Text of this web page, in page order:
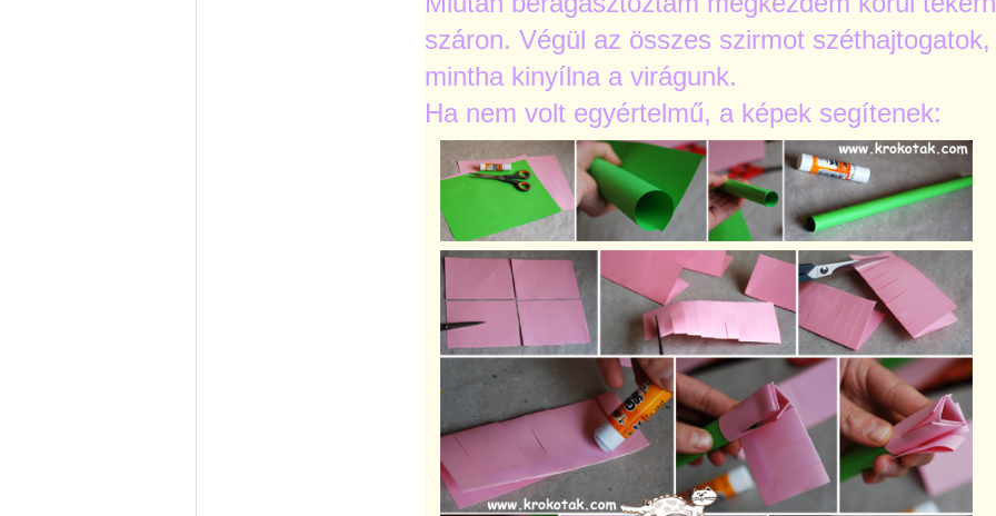
száron. Végül az összes szirmot széthajtogatok,
mintha kinyílna a virágunk.
Ha nem volt egyértelmű, a képek segítenek: